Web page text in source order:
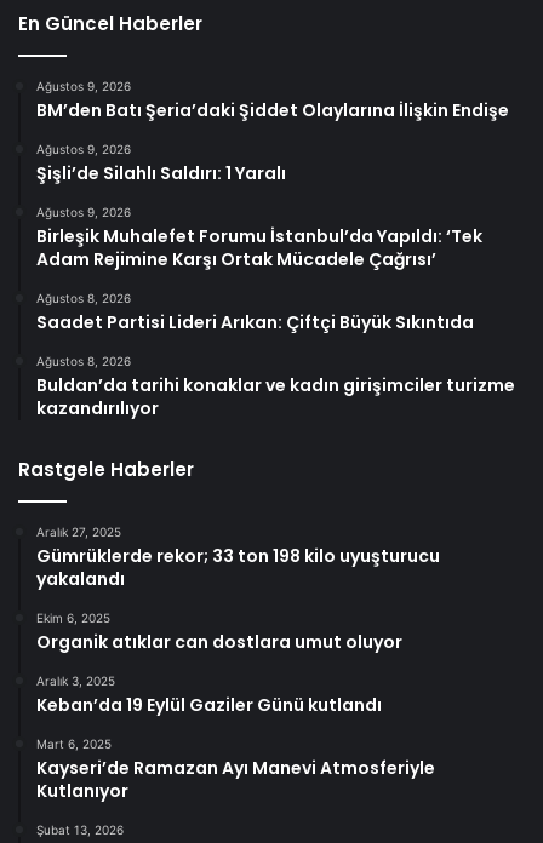
En Güncel Haberler
Ağustos 9, 2026
BM’den Batı Şeria’daki Şiddet Olaylarına İlişkin Endişe
Ağustos 9, 2026
Şişli’de Silahlı Saldırı: 1 Yaralı
Ağustos 9, 2026
Birleşik Muhalefet Forumu İstanbul’da Yapıldı: ‘Tek
Adam Rejimine Karşı Ortak Mücadele Çağrısı’
Ağustos 8, 2026
Saadet Partisi Lideri Arıkan: Çiftçi Büyük Sıkıntıda
Ağustos 8, 2026
Buldan’da tarihi konaklar ve kadın girişimciler turizme
kazandırılıyor
Rastgele Haberler
Aralık 27, 2025
Gümrüklerde rekor; 33 ton 198 kilo uyuşturucu
yakalandı
Ekim 6, 2025
Organik atıklar can dostlara umut oluyor
Aralık 3, 2025
Keban’da 19 Eylül Gaziler Günü kutlandı
Mart 6, 2025
Kayseri’de Ramazan Ayı Manevi Atmosferiyle
Kutlanıyor
Şubat 13, 2026